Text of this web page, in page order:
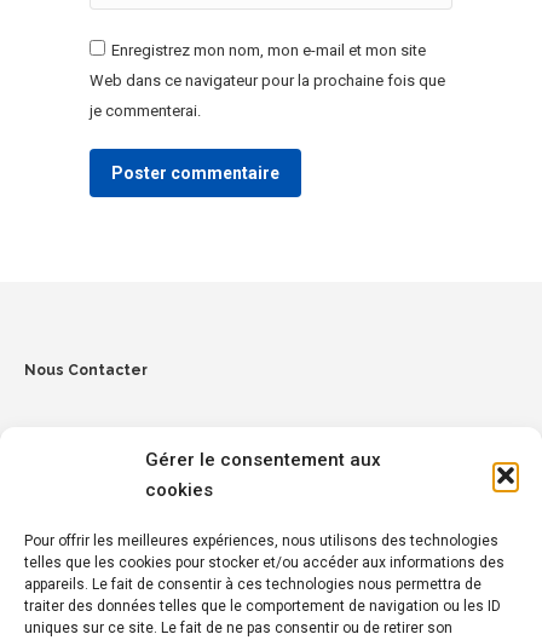
Gérer le consentement aux
cookies
Pour offrir les meilleures expériences, nous utilisons des technologies
telles que les cookies pour stocker et/ou accéder aux informations des
appareils. Le fait de consentir à ces technologies nous permettra de
traiter des données telles que le comportement de navigation ou les ID
uniques sur ce site. Le fait de ne pas consentir ou de retirer son
Enregistrez mon nom, mon e-mail et mon site
Web dans ce navigateur pour la prochaine fois que
je commenterai.
Poster commentaire
Nous Contacter
Penmez, 29150 Chateaulin
Tél :02 98 16 14 15